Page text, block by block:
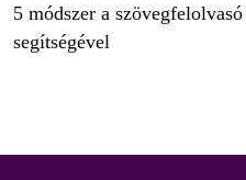
5 módszer a
segítségével